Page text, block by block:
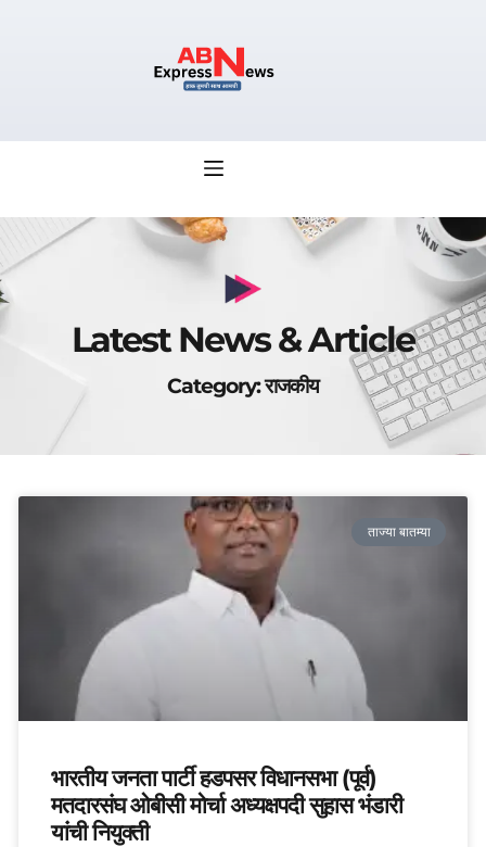
Latest News & Article
Category: राजकीय
ताज्या बातम्या
भारतीय जनता पार्टी हडपसर विधानसभा (पूर्व)
मतदारसंघ ओबीसी मोर्चा अध्यक्षपदी सुहास भंडारी
यांची नियुक्ती